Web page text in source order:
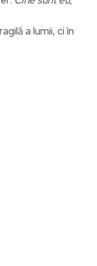
a lumii, ci în